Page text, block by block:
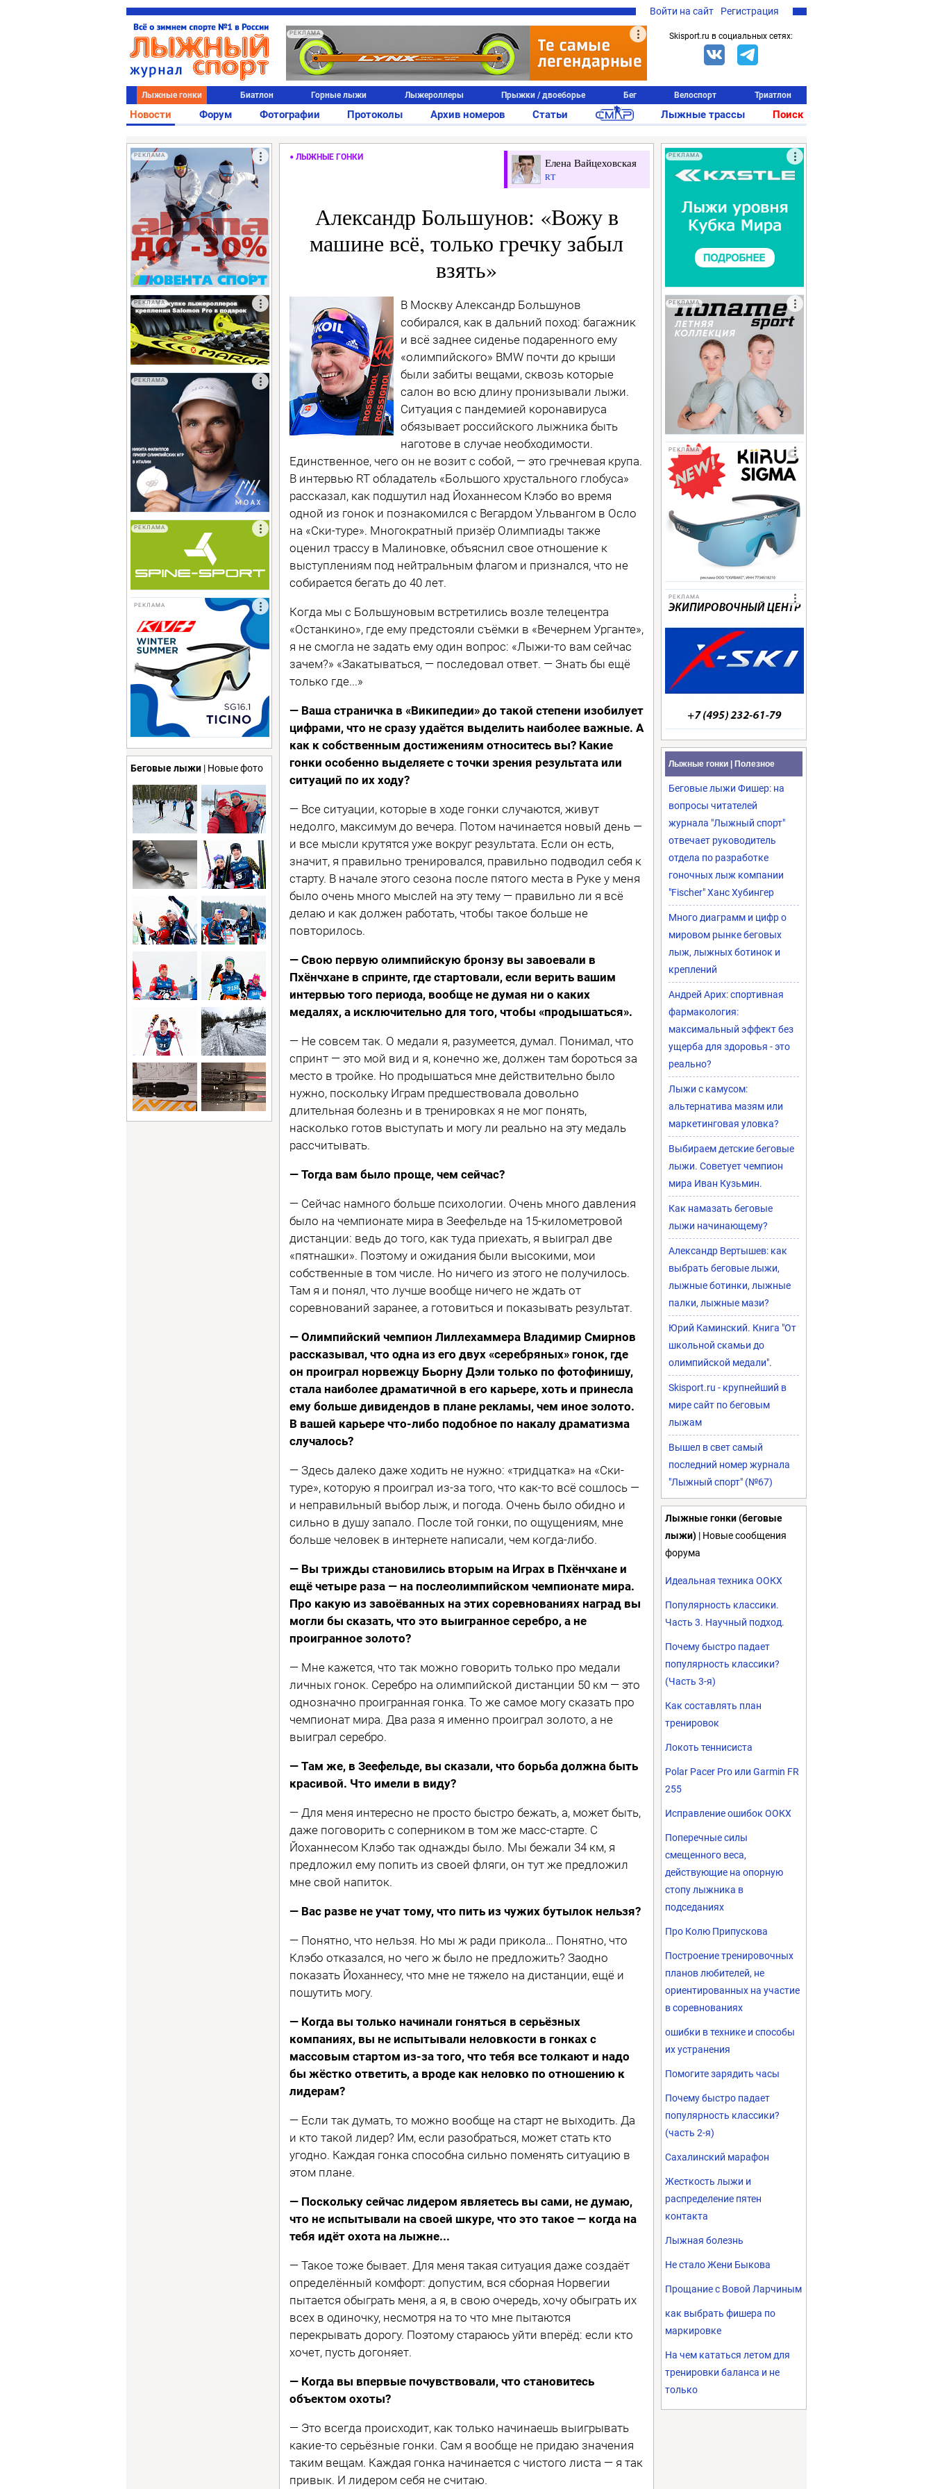
Войти на сайт Регистрация
РЕКЛАМА Skisport.ru в социальных сетях:
Лыжные гонки Биатлон Горные лыжи Лыжероллеры Прыжки / двоеборье Бег Велоспорт Триатлон
Новости Форум Фотографии Протоколы Архив номеров Статьи Лыжные трассы Поиск
РЕКЛАМА
РЕКЛАМА
РЕКЛАМА
РЕКЛАМА
РЕКЛАМА
Беговые лыжи | Новые фото
ЛЫЖНЫЕ ГОНКИ Елена Вайцеховская
RT
Александр Большунов: «Вожу в
машине всё, только гречку забыл
взять»
В Москву Александр Большунов
собирался, как в дальний поход: багажник
и всё заднее сиденье подаренного ему
«олимпийского» BMW почти до крыши
были забиты вещами, сквозь которые
салон во всю длину пронизывали лыжи.
Ситуация с пандемией коронавируса
обязывает российского лыжника быть
наготове в случае необходимости.
Единственное, чего он не возит с собой, — это гречневая крупа.
В интервью RT обладатель «Большого хрустального глобуса»
рассказал, как подшутил над Йоханнесом Клэбо во время
одной из гонок и познакомился с Вегардом Ульвангом в Осло
на «Ски-туре». Многократный призёр Олимпиады также
оценил трассу в Малиновке, объяснил свое отношение к
выступлениям под нейтральным флагом и признался, что не
собирается бегать до 40 лет.
Когда мы с Большуновым встретились возле телецентра
«Останкино», где ему предстояли съёмки в «Вечернем Урганте»,
я не смогла не задать ему один вопрос: «Лыжи-то вам сейчас
зачем?» «Закатываться, — последовал ответ. — Знать бы ещё
только где...»
— Ваша страничка в «Википедии» до такой степени изобилует
цифрами, что не сразу удаётся выделить наиболее важные. А
как к собственным достижениям относитесь вы? Какие
гонки особенно выделяете с точки зрения результата или
ситуаций по их ходу?
— Все ситуации, которые в ходе гонки случаются, живут
недолго, максимум до вечера. Потом начинается новый день —
и все мысли крутятся уже вокруг результата. Если он есть,
значит, я правильно тренировался, правильно подводил себя к
старту. В начале этого сезона после пятого места в Руке у меня
было очень много мыслей на эту тему — правильно ли я всё
делаю и как должен работать, чтобы такое больше не
повторилось.
— Свою первую олимпийскую бронзу вы завоевали в
Пхёнчхане в спринте, где стартовали, если верить вашим
интервью того периода, вообще не думая ни о каких
медалях, а исключительно для того, чтобы «продышаться».
— Не совсем так. О медали я, разумеется, думал. Понимал, что
спринт — это мой вид и я, конечно же, должен там бороться за
место в тройке. Но продышаться мне действительно было
нужно, поскольку Играм предшествовала довольно
длительная болезнь и в тренировках я не мог понять,
насколько готов выступать и могу ли реально на эту медаль
рассчитывать.
— Тогда вам было проще, чем сейчас?
— Сейчас намного больше психологии. Очень много давления
было на чемпионате мира в Зеефельде на 15-километровой
дистанции: ведь до того, как туда приехать, я выиграл две
«пятнашки». Поэтому и ожидания были высокими, мои
собственные в том числе. Но ничего из этого не получилось.
Там я и понял, что лучше вообще ничего не ждать от
соревнований заранее, а готовиться и показывать результат.
— Олимпийский чемпион Лиллехаммера Владимир Смирнов
рассказывал, что одна из его двух «серебряных» гонок, где
он проиграл норвежцу Бьорну Дэли только по фотофинишу,
стала наиболее драматичной в его карьере, хоть и принесла
ему больше дивидендов в плане рекламы, чем иное золото.
В вашей карьере что-либо подобное по накалу драматизма
случалось?
— Здесь далеко даже ходить не нужно: «тридцатка» на «Ски-
туре», которую я проиграл из-за того, что как-то всё сошлось —
и неправильный выбор лыж, и погода. Очень было обидно и
сильно в душу запало. После той гонки, по ощущениям, мне
больше человек в интернете написали, чем когда-либо.
— Вы трижды становились вторым на Играх в Пхёнчхане и
ещё четыре раза — на послеолимпийском чемпионате мира.
Про какую из завоёванных на этих соревнованиях наград вы
могли бы сказать, что это выигранное серебро, а не
проигранное золото?
— Мне кажется, что так можно говорить только про медали
личных гонок. Серебро на олимпийской дистанции 50 км — это
однозначно проигранная гонка. То же самое могу сказать про
чемпионат мира. Два раза я именно проиграл золото, а не
выиграл серебро.
— Там же, в Зеефельде, вы сказали, что борьба должна быть
красивой. Что имели в виду?
— Для меня интересно не просто быстро бежать, а, может быть,
даже поговорить с соперником в том же масс-старте. С
Йоханнесом Клэбо так однажды было. Мы бежали 34 км, я
предложил ему попить из своей фляги, он тут же предложил
мне свой напиток.
— Вас разве не учат тому, что пить из чужих бутылок нельзя?
— Понятно, что нельзя. Но мы ж ради прикола… Понятно, что
Клэбо отказался, но чего ж было не предложить? Заодно
показать Йоханнесу, что мне не тяжело на дистанции, ещё и
пошутить могу.
— Когда вы только начинали гоняться в серьёзных
компаниях, вы не испытывали неловкости в гонках с
массовым стартом из-за того, что тебя все толкают и надо
бы жёстко ответить, а вроде как неловко по отношению к
лидерам?
— Если так думать, то можно вообще на старт не выходить. Да
и кто такой лидер? Им, если разобраться, может стать кто
угодно. Каждая гонка способна сильно поменять ситуацию в
этом плане.
— Поскольку сейчас лидером являетесь вы сами, не думаю,
что не испытывали на своей шкуре, что это такое — когда на
тебя идёт охота на лыжне...
— Такое тоже бывает. Для меня такая ситуация даже создаёт
определённый комфорт: допустим, вся сборная Норвегии
пытается обыграть меня, а я, в свою очередь, хочу обыграть их
всех в одиночку, несмотря на то что мне пытаются
перекрывать дорогу. Поэтому стараюсь уйти вперёд: если кто
хочет, пусть догоняет.
— Когда вы впервые почувствовали, что становитесь
объектом охоты?
— Это всегда происходит, как только начинаешь выигрывать
какие-то серьёзные гонки. Сам я вообще не придаю значения
таким вещам. Каждая гонка начинается с чистого листа — я так
привык. И лидером себя не считаю.
РЕКЛАМА
РЕКЛАМА
РЕКЛАМА
РЕКЛАМА
Лыжные гонки | Полезное
Беговые лыжи Фишер: на
вопросы читателей
журнала "Лыжный спорт"
отвечает руководитель
отдела по разработке
гоночных лыж компании
"Fischer" Ханс Хубингер
Много диаграмм и цифр о
мировом рынке беговых
лыж, лыжных ботинок и
креплений
Андрей Арих: спортивная
фармакология:
максимальный эффект без
ущерба для здоровья - это
реально?
Лыжи с камусом:
альтернатива мазям или
маркетинговая уловка?
Выбираем детские беговые
лыжи. Советует чемпион
мира Иван Кузьмин.
Как намазать беговые
лыжи начинающему?
Александр Вертышев: как
выбрать беговые лыжи,
лыжные ботинки, лыжные
палки, лыжные мази?
Юрий Каминский. Книга "От
школьной скамьи до
олимпийской медали".
Skisport.ru - крупнейший в
мире сайт по беговым
лыжам
Вышел в свет самый
последний номер журнала
"Лыжный спорт" (№67)
Лыжные гонки (беговые
лыжи) | Новые сообщения
форума
Идеальная техника ООКХ
Популярность классики.
Часть 3. Научный подход.
Почему быстро падает
популярность классики?
(Часть 3-я)
Как составлять план
тренировок
Локоть теннисиста
Polar Pacer Pro или Garmin FR
255
Исправление ошибок ООКХ
Поперечные силы
смещенного веса,
действующие на опорную
стопу лыжника в
подседаниях
Про Колю Припускова
Построение тренировочных
планов любителей, не
ориентированных на участие
в соревнованиях
ошибки в технике и способы
их устранения
Помогите зарядить часы
Почему быстро падает
популярность классики?
(часть 2-я)
Сахалинский марафон
Жесткость лыжи и
распределение пятен
контакта
Лыжная болезнь
Не стало Жени Быкова
Прощание с Вовой Ларчиным
как выбрать фишера по
маркировке
На чем кататься летом для
тренировки баланса и не
только